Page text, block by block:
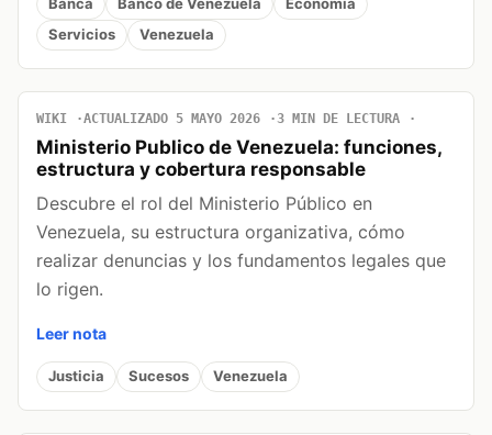
Banca Banco de Venezuela
Economia
Servicios
Venezuela
WIKI ACTUALIZADO 5 MAYO 2026 3 MIN DE LECTURA
Ministerio Publico de Venezuela: funciones,
estructura y cobertura responsable
Descubre el rol del Ministerio Público en
Venezuela, su estructura organizativa, cómo
realizar denuncias y los fundamentos legales que
lo rigen.
Leer nota
Justicia Sucesos Venezuela